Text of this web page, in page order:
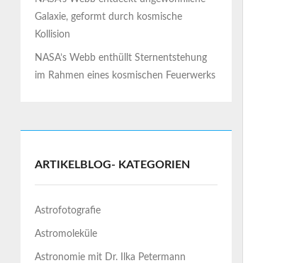
Galaxie, geformt durch kosmische
Kollision
NASA’s Webb enthüllt Sternentstehung
im Rahmen eines kosmischen Feuerwerks
ARTIKELBLOG- KATEGORIEN
Astrofotografie
Astromoleküle
Astronomie mit Dr. Ilka Petermann